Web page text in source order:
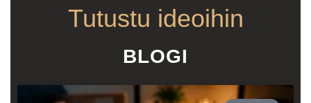
Tutustu ideoihin
BLOGI